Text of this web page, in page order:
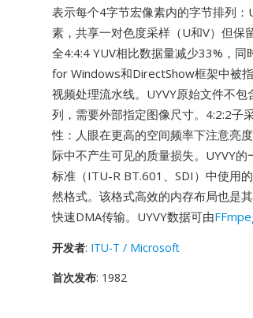
表示每个4字节宏像素内的字节排列
素，共享一对色度采样（U和V）但保
全4:4:4 YUV相比数据量减少33%，
for Windows和DirectShow框架中被
视频处理流水线。UYVY原始文件不
列，需要外部指定图像尺寸。4:2:2子
性：人眼在更高的空间频率下注意亮
际中不产生可见的质量损失。UYVY
标准（ITU-R BT.601、SDI）中使用
然格式。该格式高效的内存布局也是
快速DMA传输。UYVY数据可由
开发者: ITU-T / Microsoft
首次发布: 1982